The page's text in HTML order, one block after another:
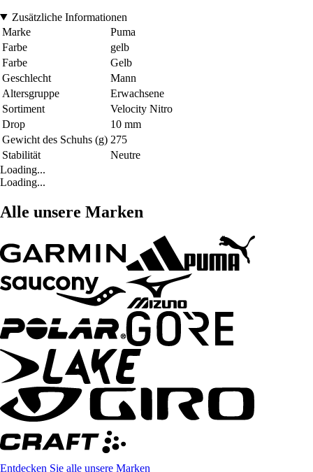
Zusätzliche Informationen
Marke
Puma
Farbe
gelb
Farbe
Gelb
Geschlecht
Mann
Altersgruppe
Erwachsene
Sortiment
Velocity Nitro
Drop
10 mm
Gewicht des Schuhs (g) 275
Stabilität
Neutre
Loading...
Loading...
Alle unsere Marken
Entdecken Sie alle unsere Marken